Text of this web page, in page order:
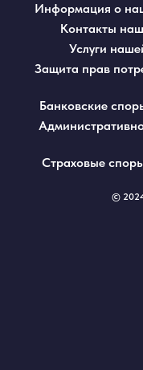
Информация о
Контакты
Услуги
Защита прав
Банковские
Страховые
©